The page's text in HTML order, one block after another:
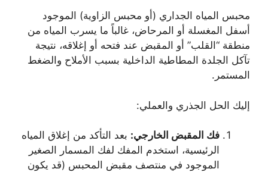
محبس المياه الجداري (أو محبس الزاوية) الموجود
أسفل المغسلة أو المرحاض، غالباً ما يسرب المياه من
منطقة “القلب” أو المقبض عند فتحه أو إغلاقه، نتيجة
تآكل الجلدة المطاطية الداخلية بسبب الأملاح والضغط
المستمر.
إليك الحل الجذري والعملي:
فك المقبض الخارجي: بعد التأكد من إغلاق المياه
الرئيسية، استخدم المفك لفك المسمار الصغير
الموجود في منتصف مقبض المحبس (قد يكون